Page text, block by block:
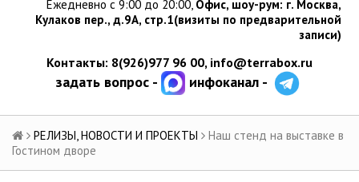
Ежедневно с 9:00 до 20:00, Офис, шоу-рум: г. Москва,
Кулаков пер., д.9А, стр.1(визиты по предварительной
записи)
Контакты: 8(926)977 96 00, info@terrabox.ru
задать вопрос - инфоканал -
РЕЛИЗЫ, НОВОСТИ И ПРОЕКТЫ
Наш стенд на выставке в
Гостином дворе